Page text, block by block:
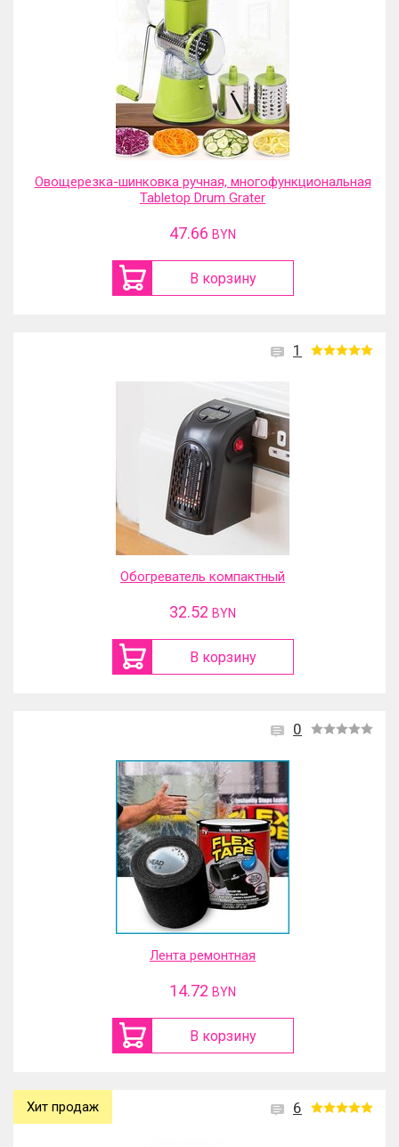
Овощерезка-шинковка ручная, многофункциональная
Tabletop Drum Grater
47.66 BYN
В корзину
1
Обогреватель компактный
32.52 BYN
В корзину
0
Лента ремонтная
14.72 BYN
В корзину
6
Хит продаж